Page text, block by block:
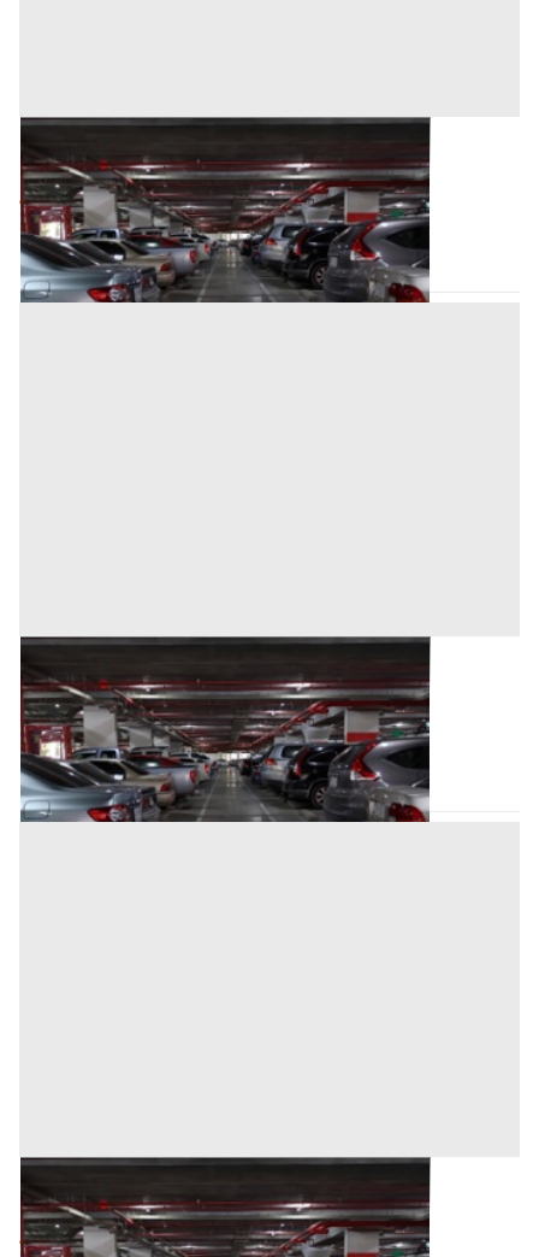
Trecate (Novara)
Base d'asta
4.000 €
Asta chiusa
Trecate (Novara)
Base d'asta
12.000 €
Asta chiusa
Base d'asta
4.800 €